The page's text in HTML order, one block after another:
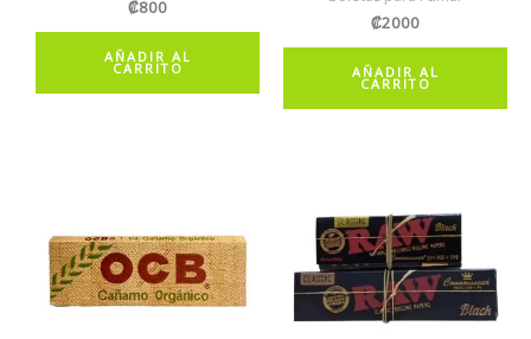
₡800
AÑADIR AL
CARRITO
₡2000
AÑADIR AL
CARRITO